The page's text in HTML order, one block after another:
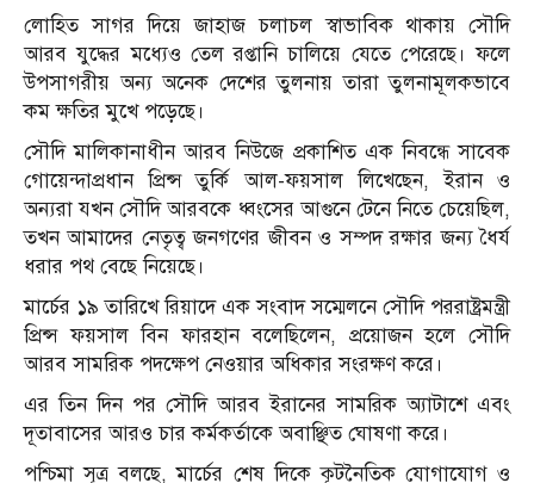
লোহিত সাগর দিয়ে জাহাজ চলাচল স্বাভাবিক থাকায় সৌদি
আরব যুদ্ধের মধ্যেও তেল রপ্তানি চালিয়ে যেতে পেরেছে। ফলে
উপসাগরীয় অন্য অনেক দেশের তুলনায় তারা তুলনামূলকভাবে
কম ক্ষতির মুখে পড়েছে।
সৌদি মালিকানাধীন আরব নিউজে প্রকাশিত এক নিবন্ধে সাবেক
গোয়েন্দাপ্রধান প্রিন্স তুর্কি আল-ফয়সাল লিখেছেন, ইরান ও
অন্যরা যখন সৌদি আরবকে ধ্বংসের আগুনে টেনে নিতে চেয়েছিল,
তখন আমাদের নেতৃত্ব জনগণের জীবন ও সম্পদ রক্ষার জন্য ধৈর্য
ধরার পথ বেছে নিয়েছে।
মার্চের ১৯ তারিখে রিয়াদে এক সংবাদ সম্মেলনে সৌদি পররাষ্ট্রমন্ত্রী
প্রিন্স ফয়সাল বিন ফারহান বলেছিলেন, প্রয়োজন হলে সৌদি
আরব সামরিক পদক্ষেপ নেওয়ার অধিকার সংরক্ষণ করে।
এর তিন দিন পর সৌদি আরব ইরানের সামরিক অ্যাটাশে এবং
দূতাবাসের আরও চার কর্মকর্তাকে অবাঞ্ছিত ঘোষণা করে।
পশ্চিমা সূত্র বলছে, মার্চের শেষ দিকে কূটনৈতিক যোগাযোগ ও